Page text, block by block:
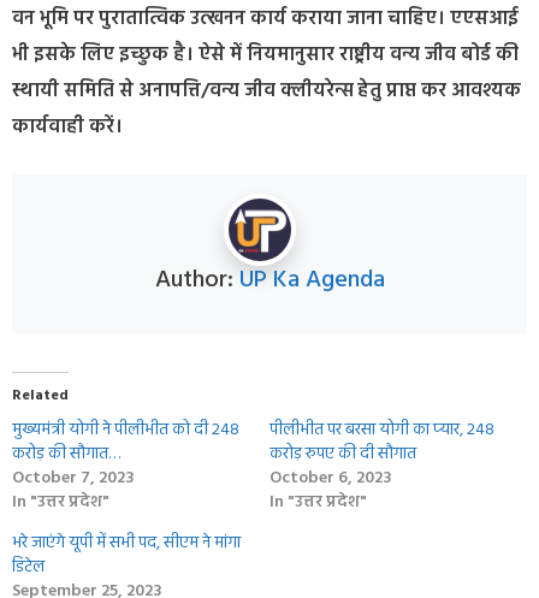
वन भूमि पर पुरातात्विक उत्खनन कार्य कराया जाना चाहिए। एएसआई
भी इसके लिए इच्छुक है। ऐसे में नियमानुसार राष्ट्रीय वन्य जीव बोर्ड की
स्थायी समिति से अनापत्ति/वन्य जीव क्लीयरेन्स हेतु प्राप्त कर आवश्यक
कार्यवाही करें।
Author: UP Ka Agenda
Related
मुख्यमंत्री योगी ने पीलीभीत को दी 248
करोड़ की सौगात…
October 7, 2023
In "उत्तर प्रदेश"
पीलीभीत पर बरसा योगी का प्‍यार, 248
करोड़ रुपए की दी सौगात
October 6, 2023
In "उत्तर प्रदेश"
भरे जाएंगे यूपी में सभी पद, सीएम ने मांगा
डिटेल
September 25, 2023